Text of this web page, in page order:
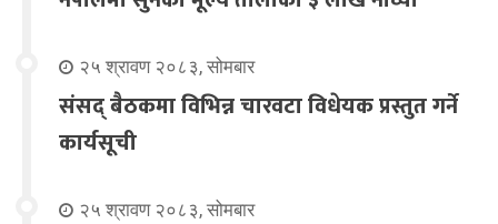
२५ श्रावण २०८३, सोमबार
संसद् बैठकमा विभिन्न चारवटा विधेयक प्रस्तुत गर्ने
कार्यसूची
२५ श्रावण २०८३, सोमबार